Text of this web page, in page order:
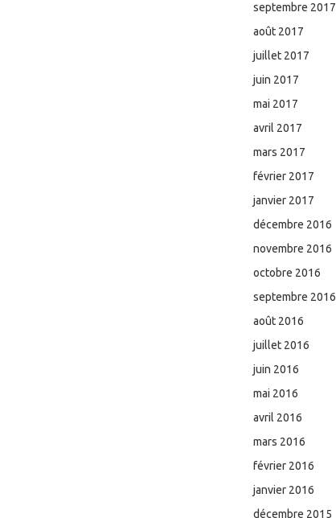
septembre 2017
août 2017
juillet 2017
juin 2017
mai 2017
avril 2017
mars 2017
février 2017
janvier 2017
décembre 2016
novembre 2016
octobre 2016
septembre 2016
août 2016
juillet 2016
juin 2016
mai 2016
avril 2016
mars 2016
février 2016
janvier 2016
décembre 2015